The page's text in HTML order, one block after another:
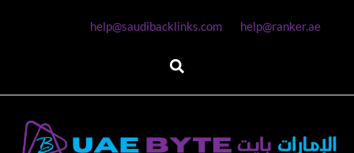
help@ranker.ae
help@saudibacklinks.com